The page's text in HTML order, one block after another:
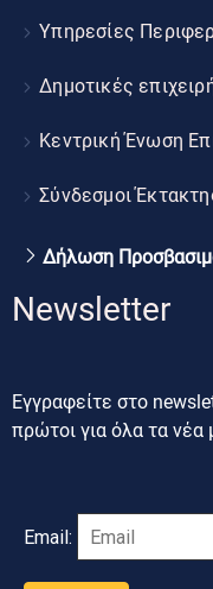
Υπηρεσίες
Δημοτικές
Κεντρική Ένωση
Σύνδεσμοι
Δήλωση
Newsletter
Εγγραφείτε στο
πρώτοι για όλα τα νέα
Email: